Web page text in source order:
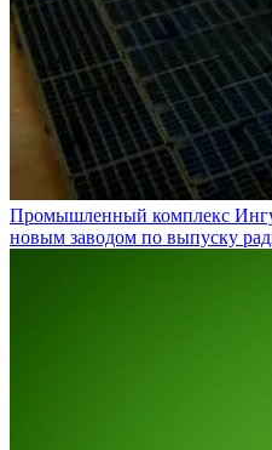
Промышленный комплекс
новым заводом по выпуску